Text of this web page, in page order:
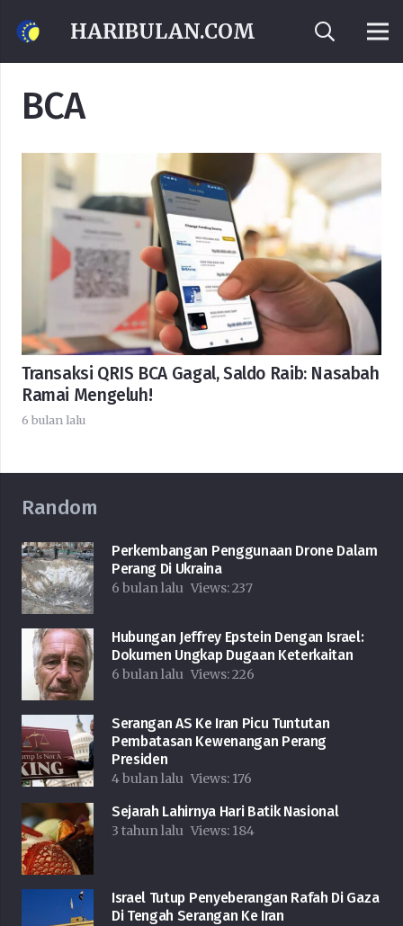
HARIBULAN.COM
BCA
Transaksi QRIS BCA Gagal, Saldo Raib: Nasabah
Ramai Mengeluh!
6 bulan lalu
Random
Perkembangan Penggunaan Drone Dalam
Perang Di Ukraina
6 bulan lalu Views:237
Hubungan Jeffrey Epstein Dengan Israel:
Dokumen Ungkap Dugaan Keterkaitan
6 bulan lalu Views:226
Serangan AS Ke Iran Picu Tuntutan
Pembatasan Kewenangan Perang
Presiden
4 bulan lalu Views: 176
Sejarah Lahirnya Hari Batik Nasional
3 tahun lalu Views: 184
Israel Tutup Penyeberangan Rafah Di Gaza
Di Tengah Serangan Ke Iran